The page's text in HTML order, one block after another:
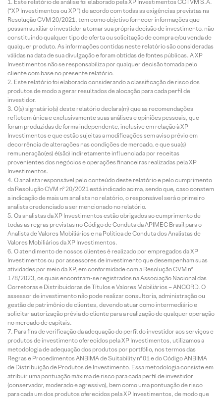
Este relatório de análise foi elaborado pela XP Investimentos CCTVM S.A.
(“XP Investimentos ou XP”) de acordo com todas as exigências previstas na
Resolução CVM 20/2021, tem como objetivo fornecer informações que
possam auxiliar o investidor a tomar sua própria decisão de investimento, não
constituindo qualquer tipo de oferta ou solicitação de compra e/ou venda de
qualquer produto. As informações contidas neste relatório são consideradas
válidas na data de sua divulgação e foram obtidas de fontes públicas. A XP
Investimentos não se responsabiliza por qualquer decisão tomada pelo
cliente com base no presente relatório.
Este relatório foi elaborado considerando a classificação de risco dos
produtos de modo a gerar resultados de alocação para cada perfil de
investidor.
O(s) signatário(s) deste relatório declara(m) que as recomendações
refletem única e exclusivamente suas análises e opiniões pessoais, que
foram produzidas de forma independente, inclusive em relação à XP
Investimentos e que estão sujeitas a modificações sem aviso prévio em
decorrência de alterações nas condições de mercado, e que sua(s)
remuneração(es) é(são) indiretamente influenciada por receitas
provenientes dos negócios e operações financeiras realizadas pela XP
Investimentos.
O analista responsável pelo conteúdo deste relatório e pelo cumprimento
da Resolução CVM nº 20/2021 está indicado acima, sendo que, caso constem
a indicação de mais um analista no relatório, o responsável será o primeiro
analista credenciado a ser mencionado no relatório.
Os analistas da XP Investimentos estão obrigados ao cumprimento de
todas as regras previstas no Código de Conduta da APIMEC Brasil para o
Analista de Valores Mobiliários e na Política de Conduta dos Analistas de
Valores Mobiliários da XP Investimentos.
O atendimento de nossos clientes é realizado por empregados da XP
Investimentos ou por assessores de investimento que desempenham suas
atividades por meio da XP, em conformidade com a Resolução CVM nº
178/2023, os quais encontram-se registrados na Associação Nacional das
Corretoras e Distribuidoras de Títulos e Valores Mobiliários – ANCORD. O
assessor de investimento não pode realizar consultoria, administração ou
gestão de patrimônio de clientes, devendo atuar como intermediário e
solicitar autorização prévia do cliente para a realização de qualquer operação
no mercado de capitais.
Para fins de verificação da adequação do perfil do investidor aos serviços e
produtos de investimento oferecidos pela XP Investimentos, utilizamos a
metodologia de adequação dos produtos por portfólio, nos termos das
Regras e Procedimentos ANBIMA de Suitability nº 01 e do Código ANBIMA
de Distribuição de Produtos de Investimento. Essa metodologia consiste em
atribuir uma pontuação máxima de risco para cada perfil de investidor
(conservador, moderado e agressivo), bem como uma pontuação de risco
para cada um dos produtos oferecidos pela XP Investimentos, de modo que